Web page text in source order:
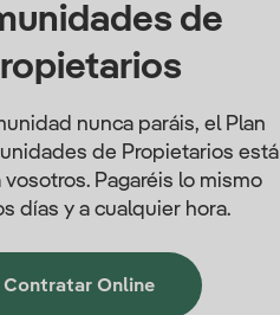
de
nunca paráis, el Plan
de Propietarios está
vosotros. Pagaréis lo mismo
días y a cualquier hora.
Contratar Online